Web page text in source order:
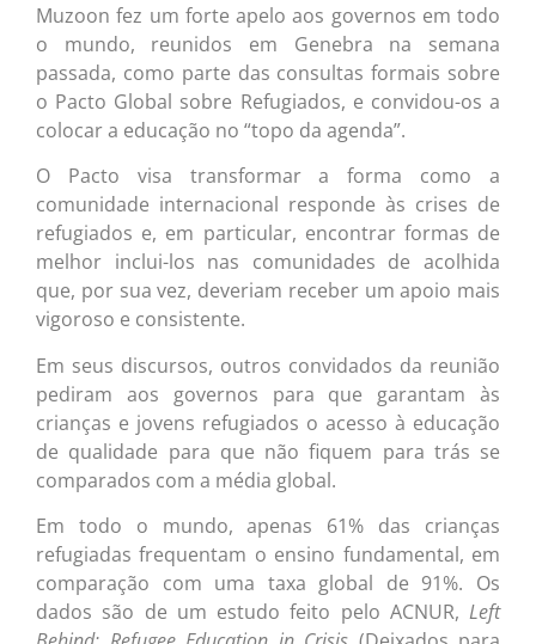
Muzoon fez um forte apelo aos governos em todo
o mundo, reunidos em Genebra na semana
passada, como parte das consultas formais sobre
o Pacto Global sobre Refugiados, e convidou-os a
colocar a educação no “topo da agenda”.
O Pacto visa transformar a forma como a
comunidade internacional responde às crises de
refugiados e, em particular, encontrar formas de
melhor inclui-los nas comunidades de acolhida
que, por sua vez, deveriam receber um apoio mais
vigoroso e consistente.
Em seus discursos, outros convidados da reunião
pediram aos governos para que garantam às
crianças e jovens refugiados o acesso à educação
de qualidade para que não fiquem para trás se
comparados com a média global.
Em todo o mundo, apenas 61% das crianças
refugiadas frequentam o ensino fundamental, em
comparação com uma taxa global de 91%. Os
dados são de um estudo feito pelo ACNUR, Left